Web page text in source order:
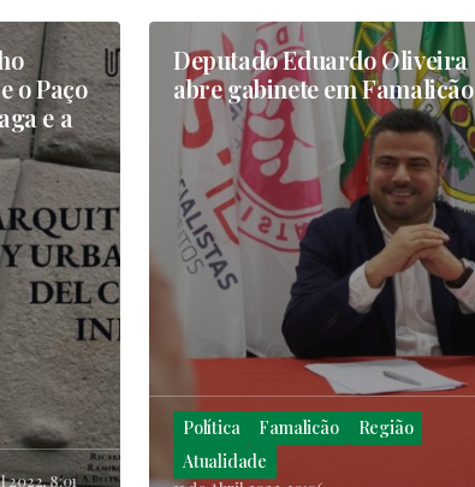
o Paço
e a
2022, 8:01
Deputado Eduardo Oliveira
abre gabinete em Famalicão
Política Famalicão
Região
Atualidade